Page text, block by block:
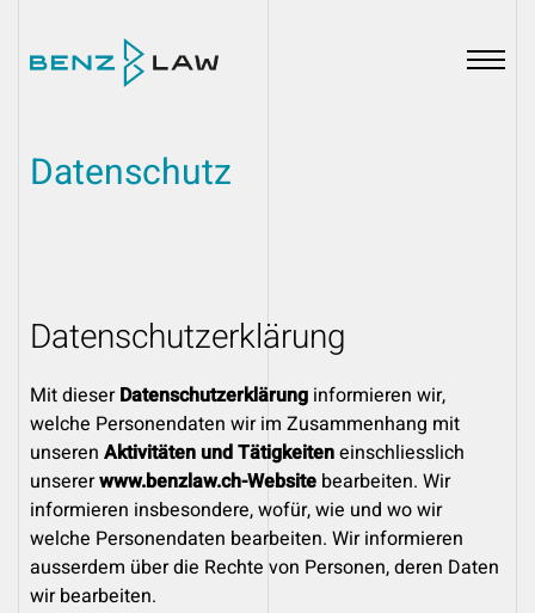
Datenschutz
Datenschutzerklärung
Mit dieserDatenschutzerklärung informieren wir,
welche Personendaten wir im Zusammenhang mit
unseren Aktivitäten und Tätigkeiteneinschliesslich
unsererwww.benzlaw.ch-Website bearbeiten. Wir
informieren insbesondere, wofür, wie und wo wir
welche Personendaten bearbeiten. Wir informieren
ausserdem über die Rechte von Personen, deren Daten
wir bearbeiten.